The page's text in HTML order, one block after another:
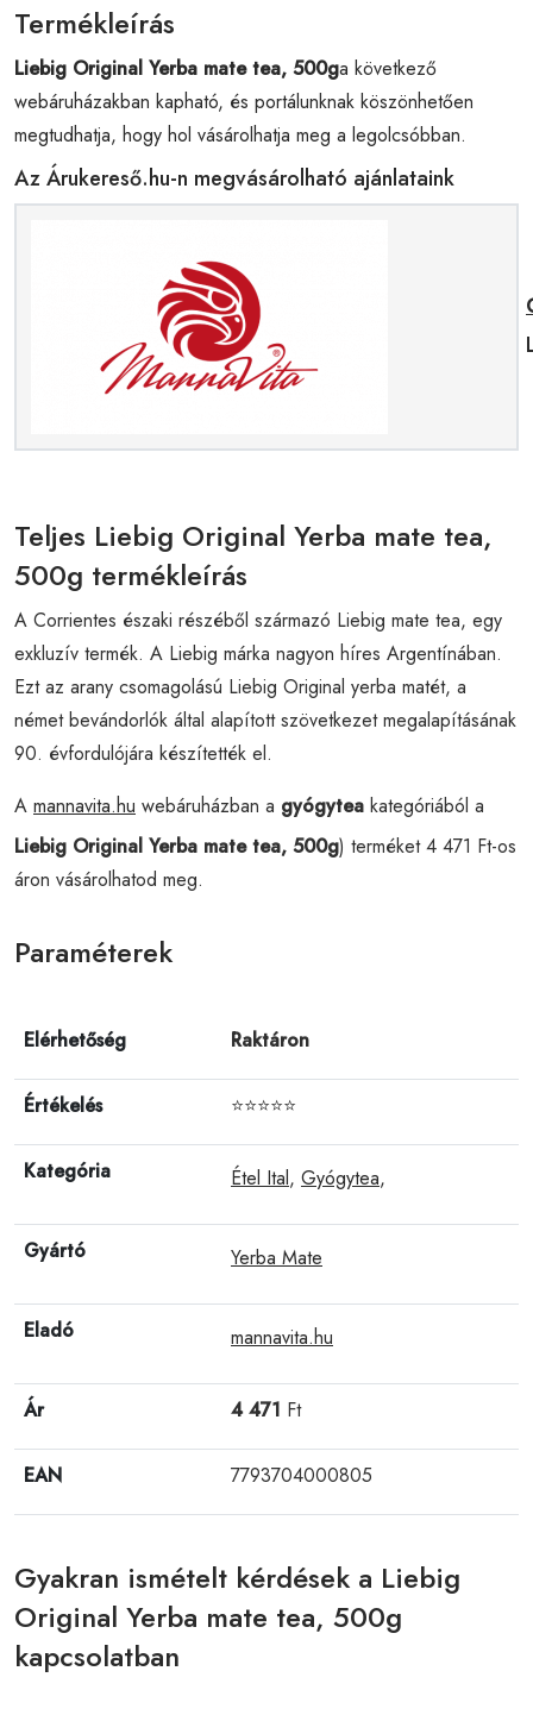
Termékleírás
Liebig Original Yerba mate tea, 500ga következő
webáruházakban kapható, és portálunknak köszönhetően
megtudhatja, hogy hol vásárolhatja meg a legolcsóbban.
Az Árukereső.hu-n megvásárolható ajánlataink
Teljes Liebig Original Yerba mate tea,
500g termékleírás
A Corrientes északi részéből származó Liebig mate tea, egy
exkluzív termék. A Liebig márka nagyon híres Argentínában.
Ezt az arany csomagolású Liebig Original yerba matét, a
német bevándorlók által alapított szövetkezet megalapításának
90. évfordulójára készítették el.
A mannavita.hu webáruházban a gyógytea kategóriából a
Liebig Original Yerba mate tea, 500g) terméket 4 471 Ft-os
áron vásárolhatod meg.
Paraméterek
Elérhetőség Raktáron
Értékelés ⭐⭐⭐⭐⭐
Kategória Étel Ital, Gyógytea,
Gyártó Yerba Mate
Eladó mannavita.hu
Ár 4 471 Ft
EAN 7793704000805
Gyakran ismételt kérdések a Liebig
Original Yerba mate tea, 500g
kapcsolatban